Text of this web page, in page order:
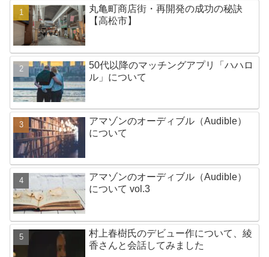
丸亀町商店街・再開発の成功の秘訣
【高松市】
50代以降のマッチングアプリ「ハハロ
ル」について
アマゾンのオーディブル（Audible）
について
アマゾンのオーディブル（Audible）
について vol.3
村上春樹氏のデビュー作について、綾
香さんと会話してみました